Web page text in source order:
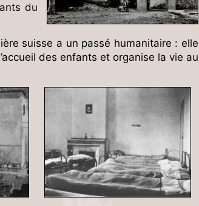
du
suisse a un passé humanitaire : elle
des enfants et organise la vie au